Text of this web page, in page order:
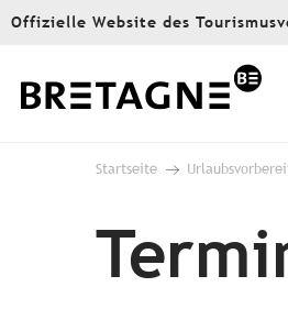
Aller
principal
Offizielle Website des
Startseite